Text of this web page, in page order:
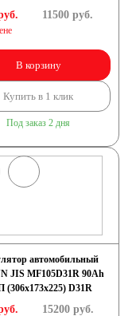
11500 руб.
В корзину
Купить в 1 клик
Под заказ 2 дня
автомобильный
JIS MF105D31R 90Ah
(306х173х225) D31R
15200 руб.